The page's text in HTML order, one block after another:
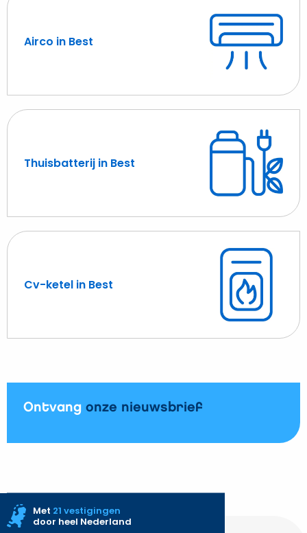
Airco in Best
Lees
Airco
in
Thuisbatterij in Best
Lees
Thuisbatterij
in
Cv-ketel in Best
Lees
Cv-
Ontvang onze nieuwsbrief
Site
Met 21 vestigingen
door heel Nederland